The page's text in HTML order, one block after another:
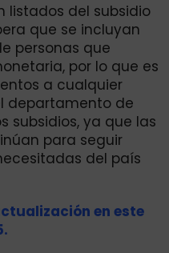
listados del subsidio
que se incluyan
personas que
por lo que es
a cualquier
departamento de
subsidios, ya que las
para seguir
del país
en este